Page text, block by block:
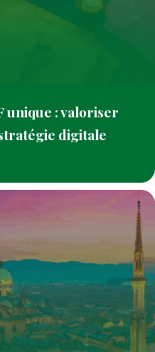
unique : valoriser
digitale